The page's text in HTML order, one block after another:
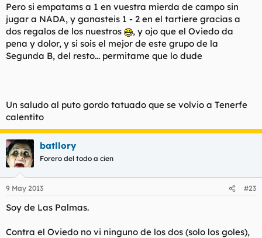
Pero si empatams a 1 en vuestra mierda de campo sin
jugar a NADA, y ganasteis 1 - 2 en el tartiere gracias a
dos regalos de los nuestros
, y ojo que el Oviedo da
pena y dolor, y si sois el mejor de este grupo de la
Segunda B, del resto... permitame que lo dude
Un saludo al puto gordo tatuado que se volvio a Tenerfe
calentito
batllory
Forero del todo a cien
9 May 2013 #23
Soy de Las Palmas.
Contra el Oviedo no vi ninguno de los dos (solo los goles),